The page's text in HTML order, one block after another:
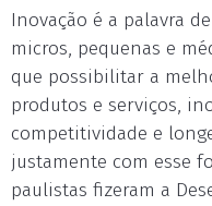
Inovação é a palavra
micros, pequenas e
que possibilitar a
produtos e serviços,
competitividade e
justamente com esse
paulistas fizeram a